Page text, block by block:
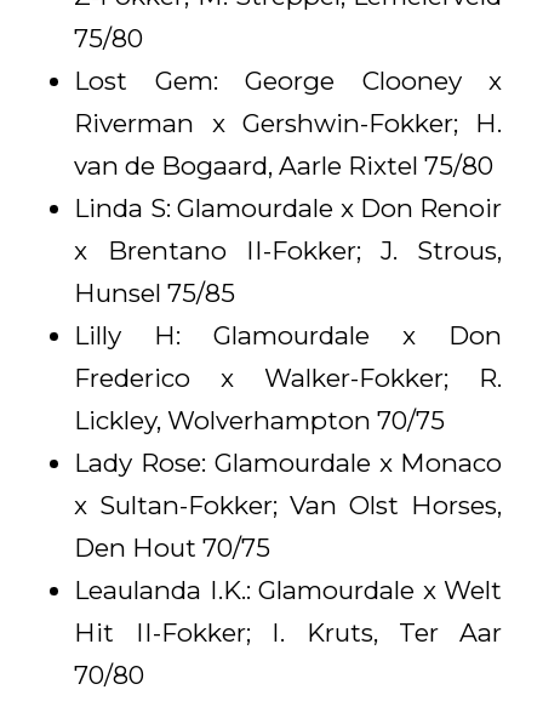
75/80
Lost Gem: George Clooney x
Riverman x Gershwin-Fokker; H.
van de Bogaard, Aarle Rixtel 75/80
Linda S: Glamourdale x Don Renoir
x Brentano II-Fokker; J. Strous,
Hunsel 75/85
Lilly H: Glamourdale x Don
Frederico x Walker-Fokker; R.
Lickley, Wolverhampton 70/75
Lady Rose: Glamourdale x Monaco
x Sultan-Fokker; Van Olst Horses,
Den Hout 70/75
Leaulanda I.K.: Glamourdale x Welt
Hit II-Fokker; I. Kruts, Ter Aar
70/80